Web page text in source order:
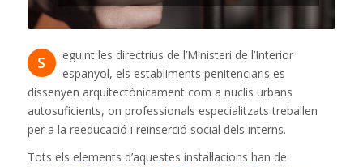
S
eguint les directrius de l’Ministeri de l’Interior
espanyol, els establiments penitenciaris es
dissenyen arquitectònicament com a nuclis urbans
autosuficients, on professionals especialitzats treballen
per a la reeducació i reinserció social dels interns.
Tots els elements d’aquestes instal·lacions han de